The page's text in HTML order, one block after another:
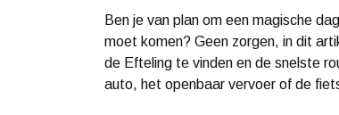
Ben je van plan om een magische
moet komen? Geen zorgen, in dit
de Efteling te vinden en de snelste
auto, het openbaar vervoer of de